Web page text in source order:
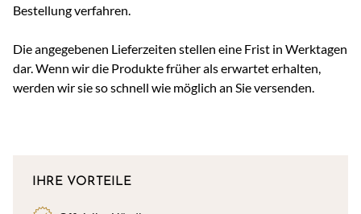
Bestellung verfahren.
Die angegebenen Lieferzeiten stellen eine Frist in Werktagen
dar. Wenn wir die Produkte früher als erwartet erhalten,
werden wir sie so schnell wie möglich an Sie versenden.
IHRE VORTEILE